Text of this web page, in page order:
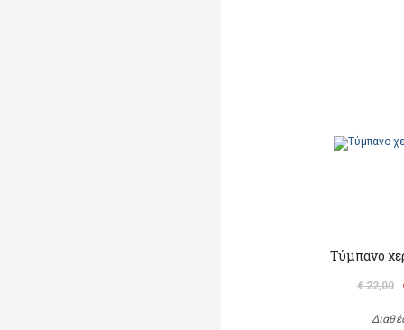
Τύμπανο
€ 22,00